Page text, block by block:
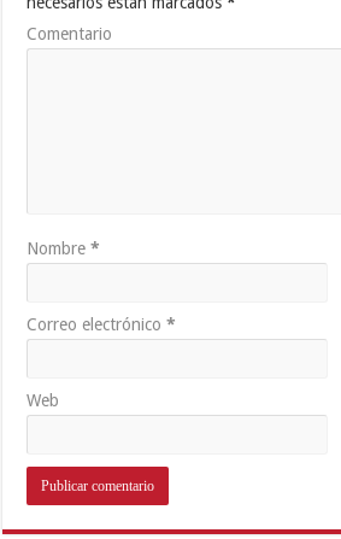
Comentario
Nombre*
Correo electrónico*
Web